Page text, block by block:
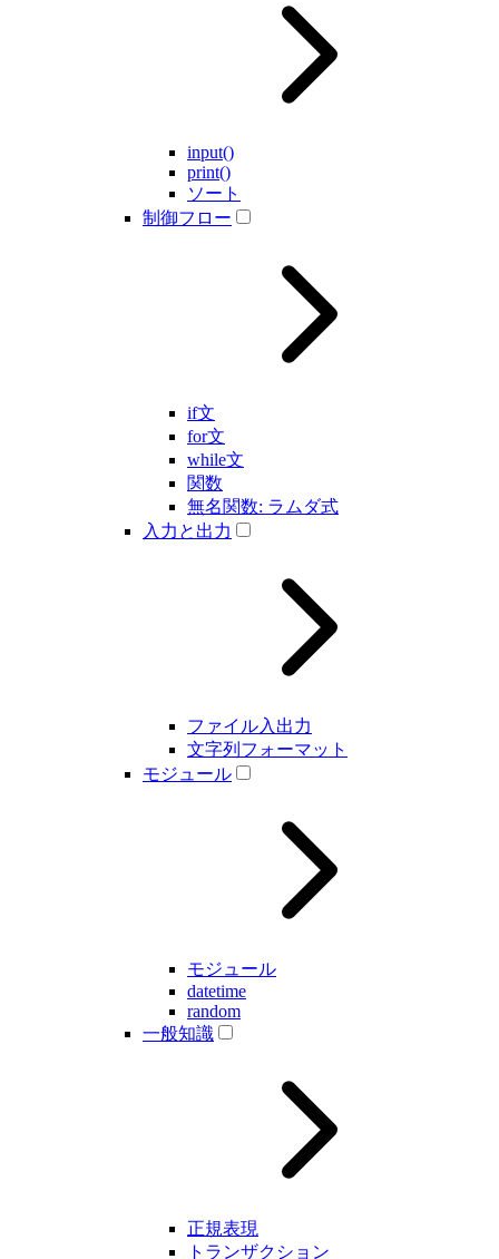
input()
print()
ソート
制御フロー
if文
for文
while文
関数
無名関数: ラムダ式
入力と出力
ファイル入出力
文字列フォーマット
モジュール
モジュール
datetime
random
一般知識
正規表現
トランザクション